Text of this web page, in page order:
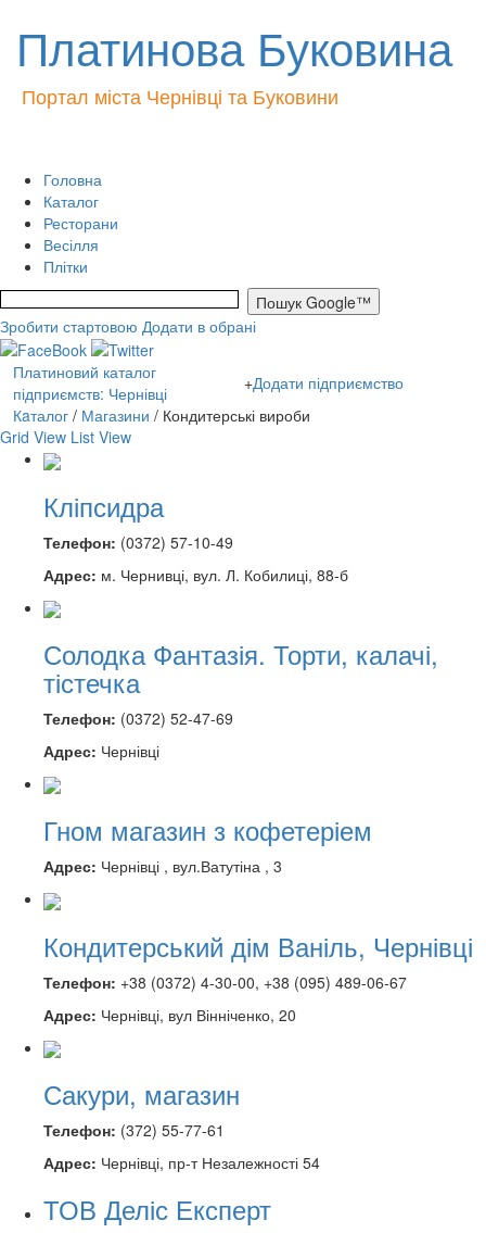
Платинова Буковина
Портал міста Чернівці та Буковини
Головна
Каталог
Ресторани
Весілля
Плітки
Зробити стартовою Додати в обрані
Платиновий каталог
підприємств: Чернівці
+Додати підприємство
Кaталог/ Магазини / Кондитерські вироби
Grid View List View
Кліпсидра
Телефон: (0372) 57-10-49
Адрес: м. Чернивці, вул. Л. Кобилиці, 88-б
Солодка Фантазія. Торти, калачі,
тістечка
Телефон: (0372) 52-47-69
Адрес: Чернівці
Гном магазин з кофетеріем
Адрес: Чернівці , вул.Ватутіна , 3
Кондитерський дім Ваніль, Чернівці
Телефон: +38 (0372) 4-30-00, +38 (095) 489-06-67
Адрес: Чернівці, вул Вінніченко, 20
Сакури, магазин
Телефон: (372) 55-77-61
Адрес: Чернівці, пр-т Незалежності 54
ТОВ Деліс Експерт